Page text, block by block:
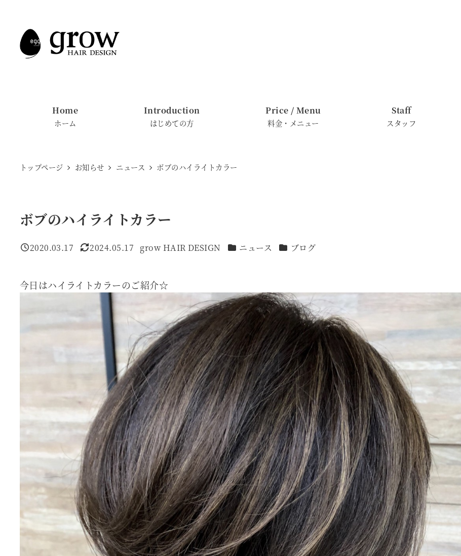
Home
ホーム
Introduction
はじめての方
Price / Menu
料金・メニュー
Staff
スタッフ
トップページ お知らせ ニュース ボブのハイライトカラー
ボブのハイライトカラー
投稿日
2020.03.17
更新日
2024.05.17
著
grow HAIR DESIGN カテゴリー
ニュース カテゴリー
ブログ
今日はハイライトカラーのご紹介☆